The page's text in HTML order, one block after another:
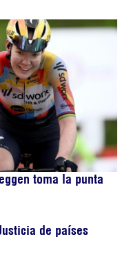
toma la punta
de países